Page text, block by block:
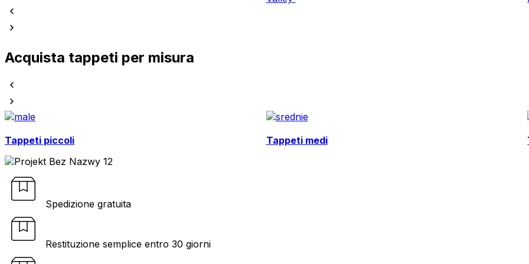
Acquista tappeti per misura
Tappeti piccoli Tappeti medi
Spedizione gratuita
Restituzione semplice entro 30 giorni